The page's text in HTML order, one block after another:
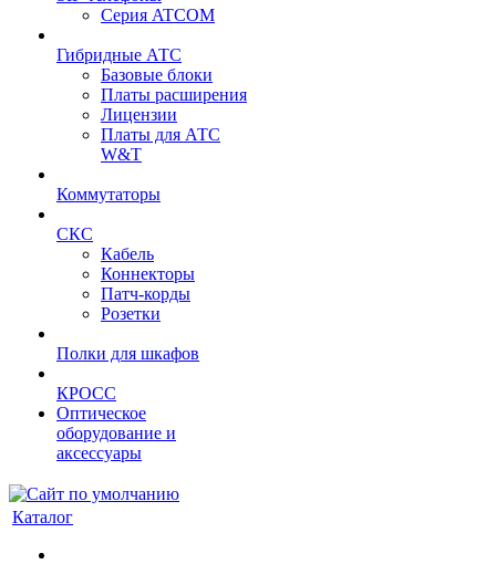
Серия ATCOM
Гибридные АТС
Базовые блоки
Платы расширения
Лицензии
Платы для АТС
W&T
Коммутаторы
СКС
Кабель
Коннекторы
Патч-корды
Розетки
Полки для шкафов
КРОСС
Оптическое
оборудование и
аксессуары
Каталог